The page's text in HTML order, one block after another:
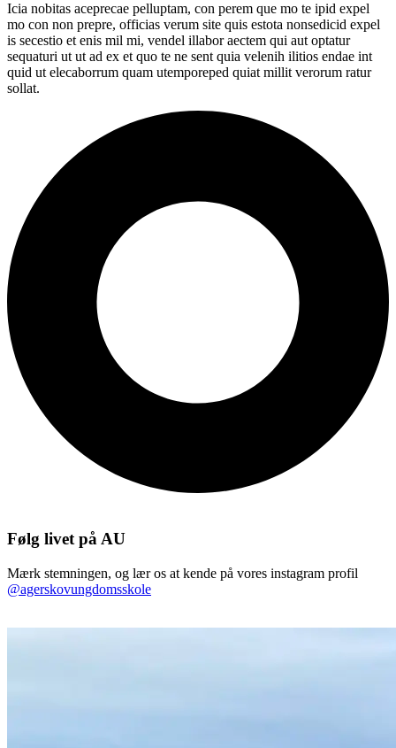
Icia nobitas aceprecae pelluptam, con perem que mo te ipid expel
mo con non prepre, officias verum site quis estota nonsedicid expel
is secestio et enis mil mi, vendel illabor aectem qui aut optatur
sequaturi ut ut ad ex et quo te ne sent quia velenih ilitios endae int
quid ut elecaborrum quam utemporeped quiat millit verorum ratur
sollat.
Følg livet på AU
Mærk stemningen, og lær os at kende på vores instagram profil
@agerskovungdomsskole